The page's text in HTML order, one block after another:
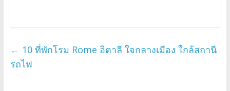
← 10 ที่พักโรม Rome อิตาลี ใจกลางเมือง ใกล้สถานี
รถไฟ